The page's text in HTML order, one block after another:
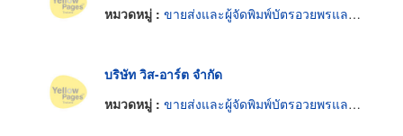
หมวดหมู่ : ขายส่งและผู้จัดพิมพ์บัตรอวยพรและโปสการ์ด
บริษัท วิส-อาร์ต จำกัด
หมวดหมู่ : ขายส่งและผู้จัดพิมพ์บัตรอวยพรและโปสการ์ด